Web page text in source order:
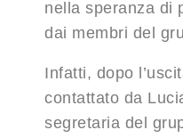
nella speranza di
dai membri del
Infatti, dopo
contattato da
segretaria del